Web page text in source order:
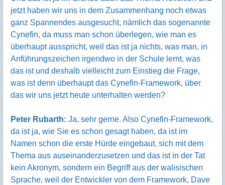
jetzt haben wir uns in dem Zusammenhang noch etwas
ganz Spannendes ausgesucht, nämlich das sogenannte
Cynefin, da muss man schon überlegen, wie man es
überhaupt ausspricht, weil das ist ja nichts, was man, in
Anführungszeichen irgendwo in der Schule lernt, was
das ist und deshalb vielleicht zum Einstieg die Frage,
was ist denn überhaupt das Cynefin-Framework, über
das wir uns jetzt heute unterhalten werden?
Peter Rubarth: Ja, sehr gerne. Also Cynefin-Framework,
da ist ja, wie Sie es schon gesagt haben, da ist im
Namen schon die erste Hürde eingebaut, sich mit dem
Thema aus auseinanderzusetzen und das ist in der Tat
kein Akronym, sondern ein Begriff aus der walisischen
Sprache, weil der Entwickler von dem Framework, Dave